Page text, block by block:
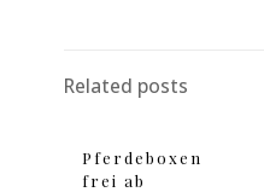
Related posts
Pferdeboxen
frei ab